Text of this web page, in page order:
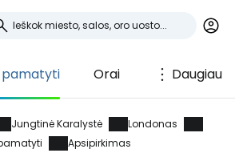
pamatyti Orai Daugiau
Jungtinė Karalystė
Londonas
Apsipirkimas
prie